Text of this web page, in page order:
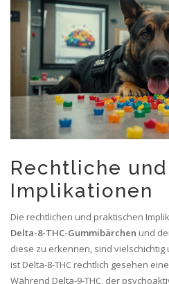
Rechtliche
Implikationen
Die rechtlichen und praktischen
Delta-8-THC-Gummibärchen und
diese zu erkennen, sind
ist Delta-8-THC rechtlich gesehen
Während Delta-9-THC, der